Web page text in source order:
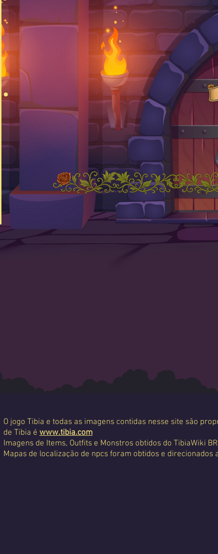
O jogo Tibia e todas as imagens contidas nesse site são
de Tibia é www.tibia.com
Imagens de Items, Outfits e Monstros obtidos do TibiaWiki
Mapas de localização de npcs foram obtidos e direcionados